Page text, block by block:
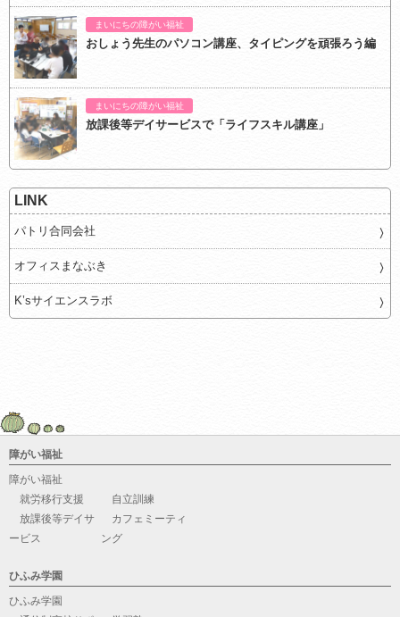
まいにちの障がい福祉
おしょう先生のパソコン講座、タイピングを頑張ろう編
まいにちの障がい福祉
放課後等デイサービスで「ライフスキル講座」
LINK
パトリ合同会社
オフィスまなぶき
K’sサイエンスラボ
障がい福祉
障がい福祉
就労移行支援
自立訓練
放課後等デイサ
ービス
カフェミーティ
ング
ひふみ学園
ひふみ学園